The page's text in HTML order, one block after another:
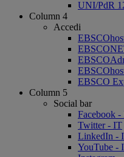
UNI/PdR
Column 4
Accedi
EBSCO
Column 5
Social bar
Facebook -
Twitter - IT
LinkedIn -
YouTube -